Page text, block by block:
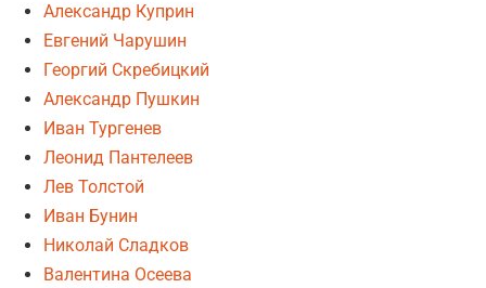
Александр Куприн
Евгений Чарушин
Георгий Скребицкий
Александр Пушкин
Иван Тургенев
Леонид Пантелеев
Лев Толстой
Иван Бунин
Николай Сладков
Валентина Осеева